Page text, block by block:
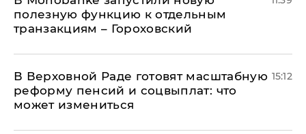
полезную функцию к отдельным
транзакциям – Гороховский
В Верховной Раде готовят масштабную
реформу пенсий и соцвыплат: что
может измениться
15:12